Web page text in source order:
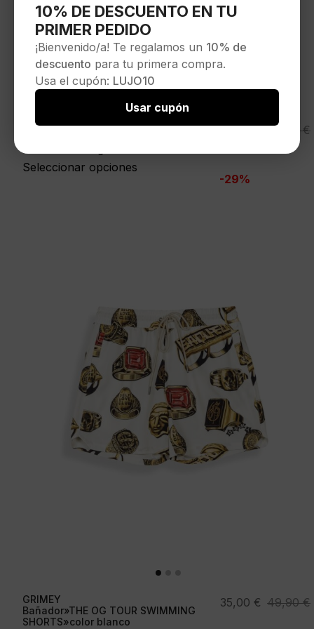
GRIMEY
Seleccionar opciones
69,90€
El
era:
49,95€
El
es:
-29%
GRIMEY
Bañador»THE OG TOUR SWIMMING
SHORTS»color blanco
49,90€
El
35,00 €
El
10% DE DESCUENTO EN TU
PRIMER PEDIDO
¡Bienvenido/a! Te regalamos un 10% de
descuento para tu primera compra.
Usa el cupón: LUJO10
Usar cupón